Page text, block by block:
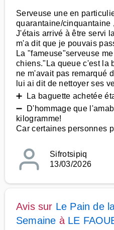
Serveuse une en
quarantaine/cinquantaine
J'étais arrivé à être servi
m'a dit que je pouvais
La "fameuse"serveuse
chiens."La queue c'est la
ne m'avait pas remarqué
lui ai dit de nettoyer ses
➕ La baguette achetée
➖ D'hommage que
kilogramme!
Car certaines personnes
Sifrotsipiq
13/03/2026
Avis sur Le Pain de
Semaine à LE